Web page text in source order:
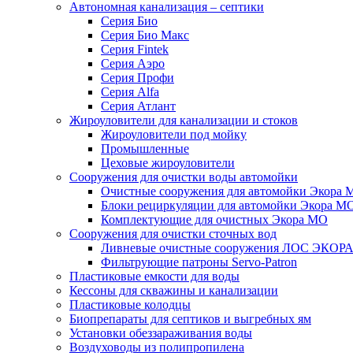
Автономная канализация – септики
Серия Био
Серия Био Макс
Серия Fintek
Серия Аэро
Серия Профи
Серия Alfa
Серия Атлант
Жироуловители для канализации и стоков
Жироуловители под мойку
Промышленные
Цеховые жироуловители
Сооружения для очистки воды автомойки
Очистные сооружения для автомойки Экора
Блоки рециркуляции для автомойки Экора
Комплектующие для очистных Экора МО
Сооружения для очистки сточных вод
Ливневые очистные сооружения ЛОС ЭКОРА
Фильтрующие патроны Servo-Patron
Пластиковые емкости для воды
Кессоны для скважины и канализации
Пластиковые колодцы
Биопрепараты для септиков и выгребных ям
Установки обеззараживания воды
Воздуховоды из полипропилена